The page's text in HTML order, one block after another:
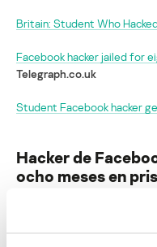
Britain: Student Who
Facebook hacker jailed for
Telegraph.co.uk
Student Facebook hacker
Hacker de
ocho meses en
Su dirección de